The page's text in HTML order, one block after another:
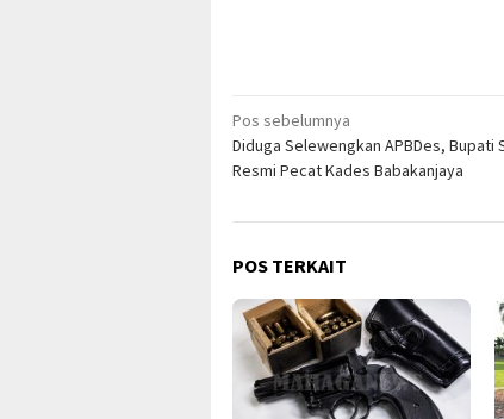
Navigasi
pos
Pos sebelumnya
Diduga Selewengkan APBDes, Bupati
Resmi Pecat Kades Babakanjaya
POS TERKAIT